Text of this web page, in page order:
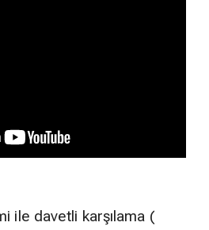
ile davetli karşılama (